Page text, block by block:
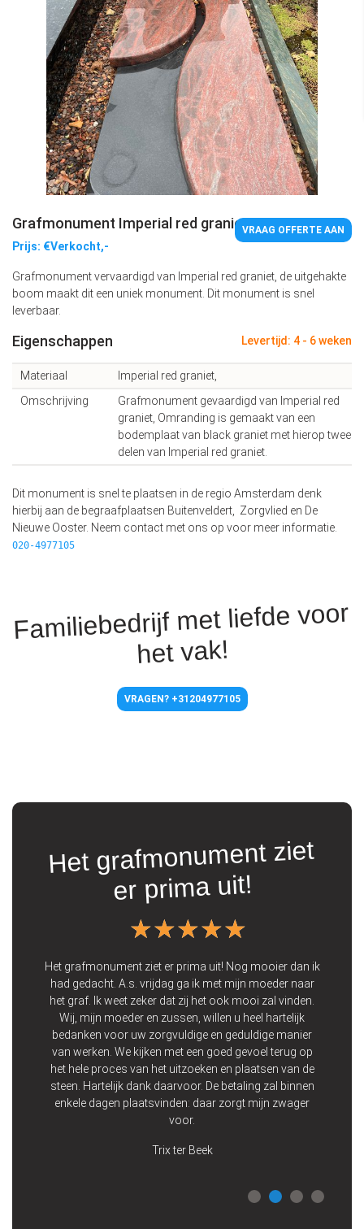
Grafmonument Imperial red graniet
Prijs: €Verkocht,-
Grafmonument vervaardigd van Imperial red graniet, de uitgehakte
boom maakt dit een uniek monument. Dit monument is snel
leverbaar.
VRAAG OFFERTE AAN
Levertijd: 4 - 6 weken
Eigenschappen
Materiaal
Imperial red graniet,
Omschrijving
Grafmonument gevaardigd van Imperial red
graniet, Omranding is gemaakt van een
bodemplaat van black graniet met hierop twee
delen van Imperial red graniet.
Dit monument is snel te plaatsen in de regio Amsterdam denk
hierbij aan de begraafplaatsen Buitenveldert, Zorgvlied en De
Nieuwe Ooster. Neem contact met ons op voor meer informatie.
020-4977105
Familiebedrijf met liefde voor
het vak!
VRAGEN? +31204977105
Het grafmonument ziet
er prima uit!
★★★★★
★★★★★
Het grafmonument ziet er prima uit! Nog mooier dan ik
had gedacht. A.s. vrijdag ga ik met mijn moeder naar
het graf. Ik weet zeker dat zij het ook mooi zal vinden.
Wij, mijn moeder en zussen, willen u heel hartelijk
bedanken voor uw zorgvuldige en geduldige manier
van werken. We kijken met een goed gevoel terug op
het hele proces van het uitzoeken en plaatsen van de
steen. Hartelijk dank daarvoor. De betaling zal binnen
enkele dagen plaatsvinden: daar zorgt mijn zwager
voor.
Trix ter Beek